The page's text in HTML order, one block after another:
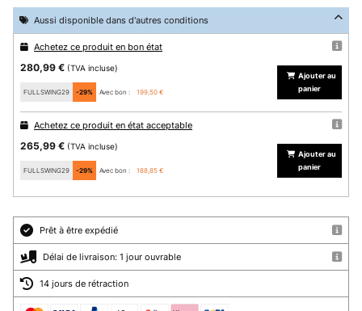
Aussi disponible dans d'autres conditions
Achetez ce produit en bon état
280,99 € (TVA incluse)
FULLSWING29 -29% Avec bon : 199,50 €
Ajouter au
panier
Achetez ce produit en état acceptable
265,99 € (TVA incluse)
FULLSWING29 -29% Avec bon : 188,85 €
Ajouter au
panier
Prêt à être expédié
Délai de livraison: 1 jour ouvrable
14 jours de rétraction